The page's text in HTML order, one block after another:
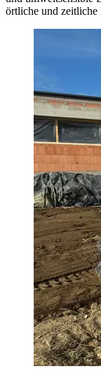
örtliche und zeitliche